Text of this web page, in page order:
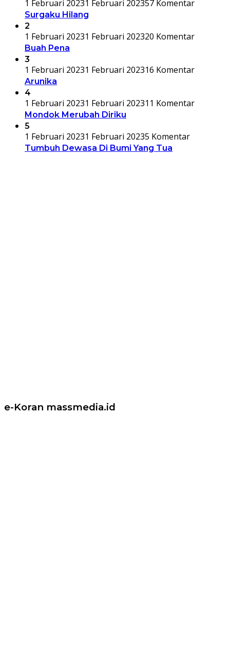
1 Februari 20231 Februari 202357 Komentar
Surgaku Hilang
2
1 Februari 20231 Februari 202320 Komentar
Buah Pena
3
1 Februari 20231 Februari 202316 Komentar
Arunika
4
1 Februari 20231 Februari 202311 Komentar
Mondok Merubah Diriku
5
1 Februari 20231 Februari 20235 Komentar
Tumbuh Dewasa Di Bumi Yang Tua
e-Koran massmedia.id